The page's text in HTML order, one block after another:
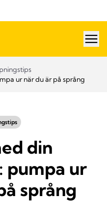
ur när du är på språng
din
pumpa ur
språng